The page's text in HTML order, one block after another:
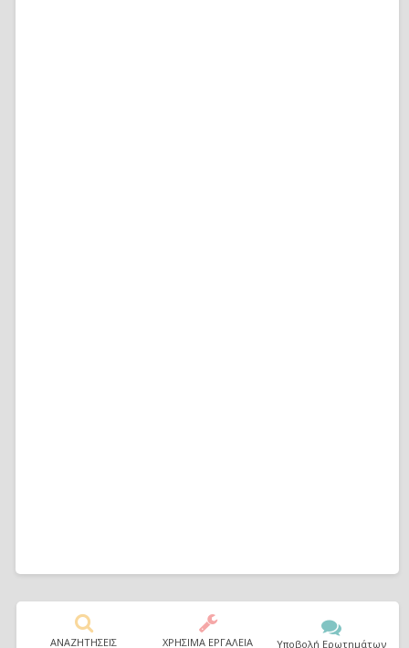
ΑΝΑΖΗΤΗΣΕΙΣ ΧΡΗΣΙΜΑ ΕΡΓΑΛΕΙΑ Υποβολή Ερωτημάτων